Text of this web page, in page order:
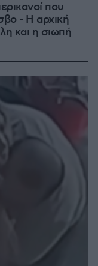
που
- Η αρχική
και η σιωπή